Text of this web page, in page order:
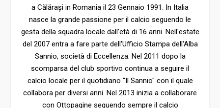
a Călărași in Romania il 23 Gennaio 1991. In Italia
nasce la grande passione per il calcio seguendo le
gesta della squadra locale dall'età di 16 anni. Nell'estate
del 2007 entra a fare parte dell'Ufficio Stampa dell'Alba
Sannio, società di Eccellenza. Nel 2011 dopo la
scomparsa del club sportivo continua a seguire il
calcio locale per il quotidiano "Il Sannio" con il quale
collabora per diversi anni. Nel 2013 inizia a collaborare
con Ottopagine seguendo sempre il calcio